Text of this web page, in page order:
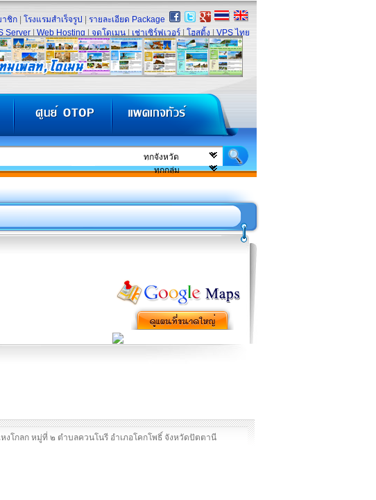
าชิก โรงแรมสำเร็จรูป
รายละเอียด Package
Server Web Hosting จดโดเมน เช่าเซิร์ฟเวอร์ โฮสติ้ง VPS ไทย
งโกลก หมู่ที่ ๒ ตำบลควนโนรี อำเภอโคกโพธิ์ จังหวัดปัตตานี